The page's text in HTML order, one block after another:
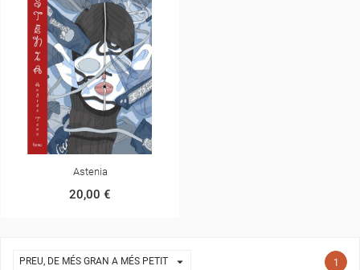
Astenia
20,00 €
PREU, DE MÉS GRAN A MÉS PETIT  1
((CANCELTEXT))
CANCEL·LAR
CANCEL·LAR